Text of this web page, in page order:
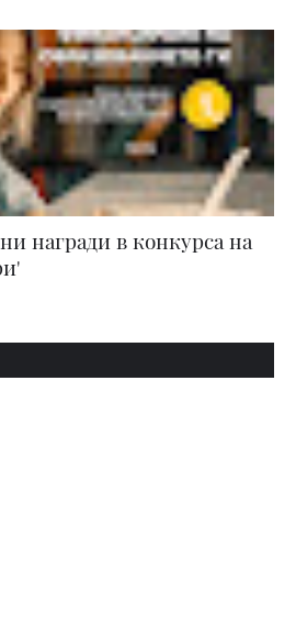
награди в конкурса на